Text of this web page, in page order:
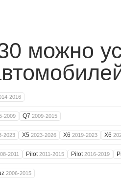
можно
2016
2009 Q7 2009-2015
2023 X5 2023-2026 X6 2019-2023 X6
2011 Pilot2011-2015 Pilot2016-2019
2006-2015